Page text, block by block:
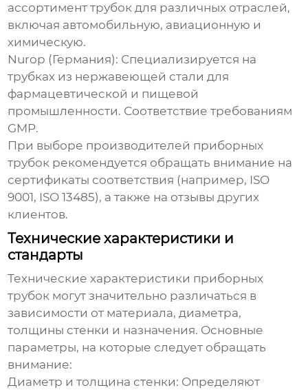
ассортимент трубок для различных отраслей,
включая автомобильную, авиационную и
химическую.
Nurop (Германия): Специализируется на
трубках из нержавеющей стали для
фармацевтической и пищевой
промышленности. Соответствие требованиям
GMP.
При выборе производителей приборных
трубок рекомендуется обращать внимание на
сертификаты соответствия (например, ISO
9001, ISO 13485), а также на отзывы других
клиентов.
Технические характеристики и
стандарты
Технические характеристики приборных
трубок могут значительно различаться в
зависимости от материала, диаметра,
толщины стенки и назначения. Основные
параметры, на которые следует обращать
внимание:
Диаметр и толщина стенки: Определяют